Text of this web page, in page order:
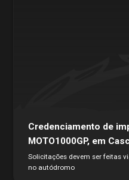
Credenciamento de
MOTO1000GP, em
Solicitações devem ser feitas
no autódromo